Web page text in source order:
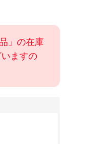
」の在庫
ますの